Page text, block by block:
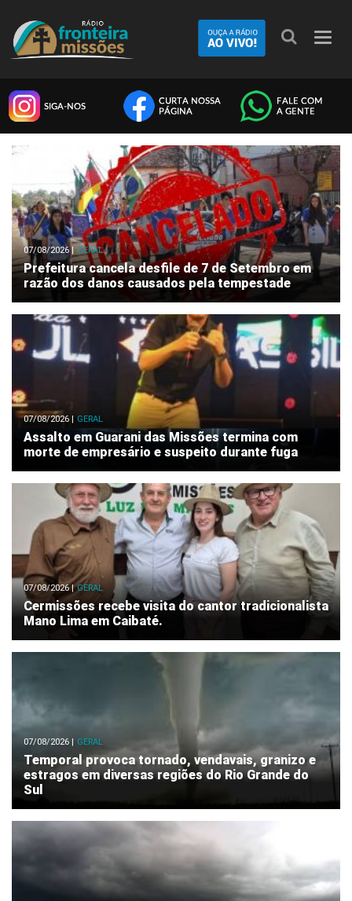
07/08/2026 | GERAL
Prefeitura cancela desfile de 7 de Setembro em
razão dos danos causados pela tempestade
07/08/2026 | GERAL
Assalto em Guarani das Missões termina com
morte de empresário e suspeito durante fuga
07/08/2026 | GERAL
Cermissões recebe visita do cantor tradicionalista
Mano Lima em Caibaté.
07/08/2026 | GERAL
Temporal provoca tornado, vendavais, granizo e
estragos em diversas regiões do Rio Grande do
Sul